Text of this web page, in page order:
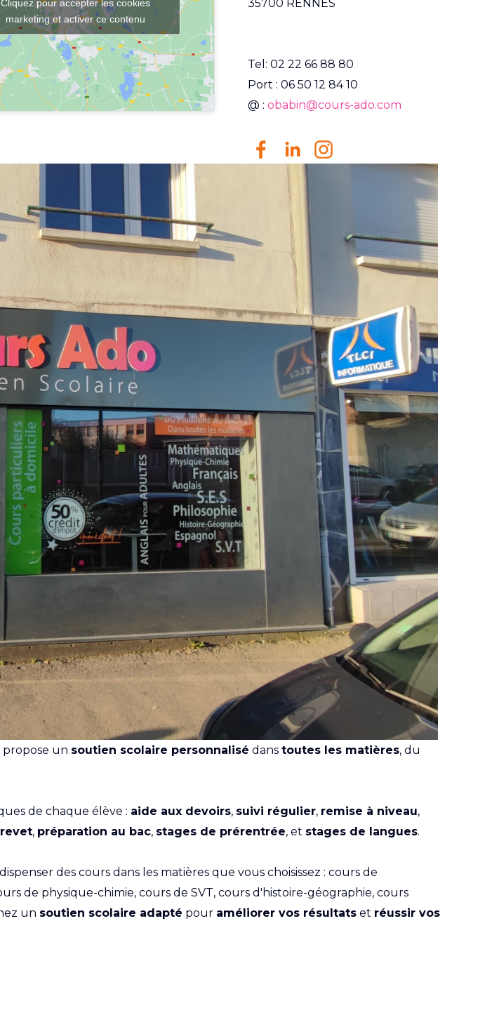
Cliquez pour accepter les cookies
marketing et activer ce contenu
35700 RENNES
Tel: 02 22 66 88 80
Port : 06 50 12 84 10
@ : obabin@cours-ado.com
propose un soutien scolaire personnalisé dans toutes les matières, du
de chaque élève : aide aux devoirs, suivi régulier, remise à niveau,
, préparation au bac, stages de prérentrée, et stages de langues.
des cours dans les matières que vous choisissez : cours de
de physique-chimie, cours de SVT, cours d'histoire-géographie, cours
un soutien scolaire adapté pour améliorer vos résultats et réussir vos